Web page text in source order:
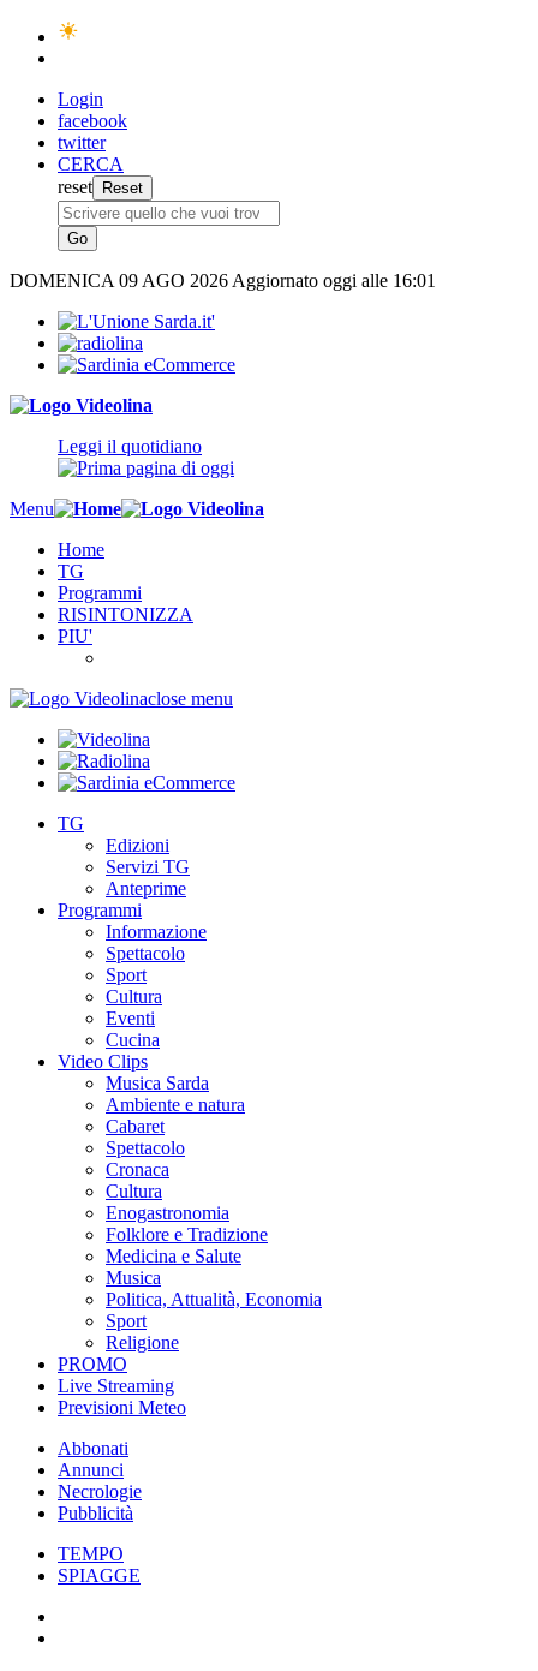
Login
facebook
twitter
CERCA
reset
DOMENICA 09 AGO 2026 Aggiornato oggi alle 16:01
Leggi il quotidiano
Menu
Home
TG
Programmi
RISINTONIZZA
PIU'
close menu
TG
Edizioni
Servizi TG
Anteprime
Programmi
Informazione
Spettacolo
Sport
Cultura
Eventi
Cucina
Video Clips
Musica Sarda
Ambiente e natura
Cabaret
Spettacolo
Cronaca
Cultura
Enogastronomia
Folklore e Tradizione
Medicina e Salute
Musica
Politica, Attualità, Economia
Sport
Religione
PROMO
Live Streaming
Previsioni Meteo
Abbonati
Annunci
Necrologie
Pubblicità
TEMPO
SPIAGGE